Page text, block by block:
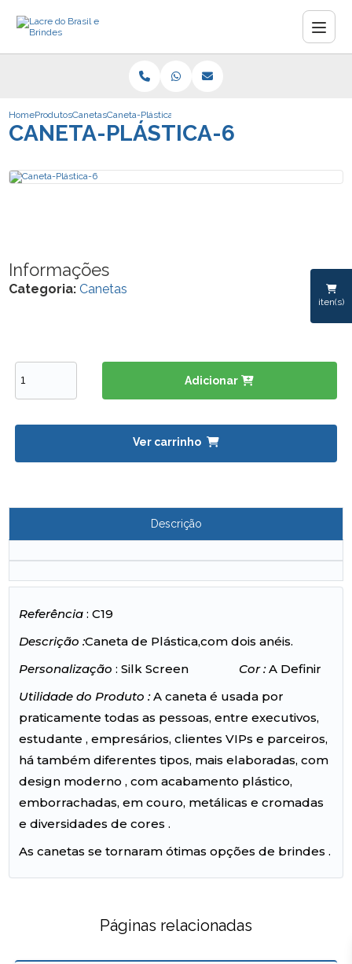
iten(s)
HomeProdutosCanetasCaneta-Plástica-6
CANETA-PLÁSTICA-6
Informações
Categoria: Canetas
Adicionar
Ver carrinho
Descrição
Referência : C19
Descrição :Caneta de Plástica,com dois anéis.
Personalização: Silk Screen Cor :A Definir
Utilidade do Produto :A caneta é usada por
praticamente todas as pessoas, entre executivos,
estudante , empresários, clientes VIPs e parceiros,
há também diferentes tipos, mais elaboradas, com
design moderno , com acabamento plástico,
emborrachadas, em couro, metálicas e cromadas
e diversidades de cores .
As canetas se tornaram ótimas opções de brindes .
Páginas relacionadas